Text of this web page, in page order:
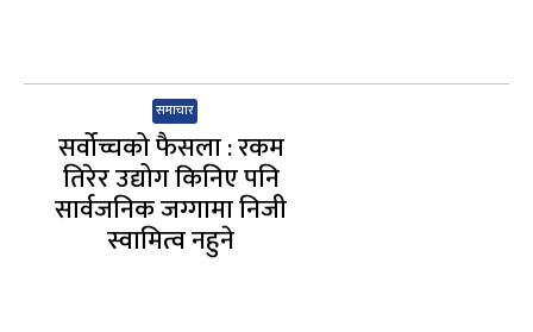
समाचार
सर्वोच्चको फैसला : रकम
तिरेर उद्योग किनिए पनि
सार्वजनिक जग्गामा निजी
स्वामित्व नहुने